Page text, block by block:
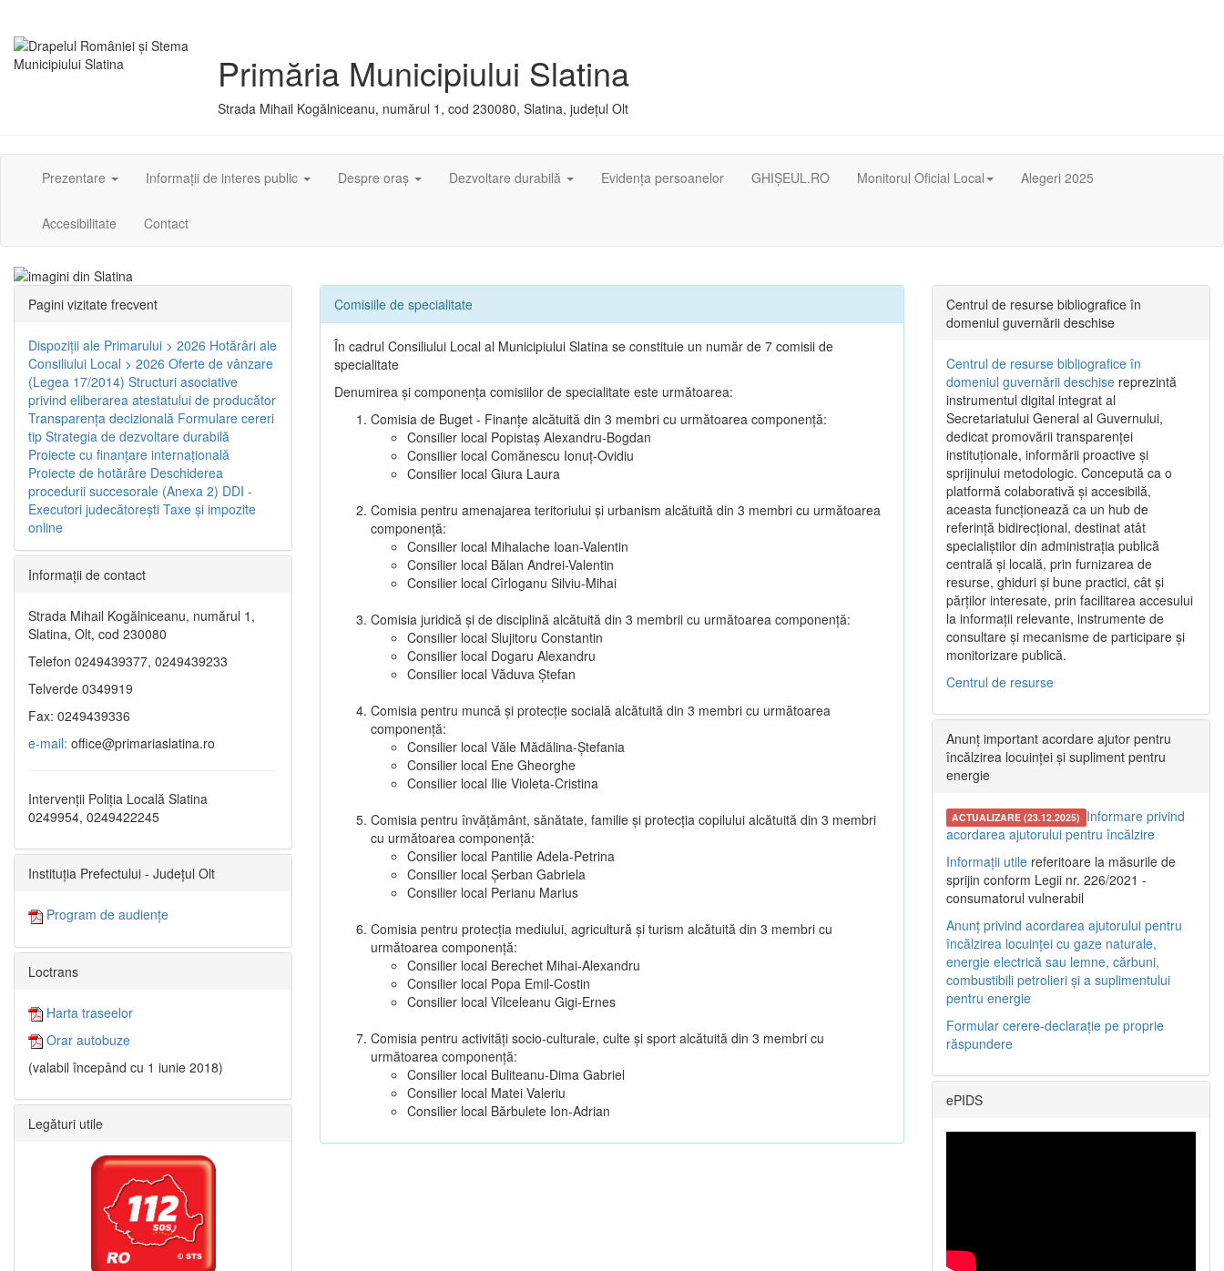
Primăria Municipiului Slatina
Strada Mihail Kogălniceanu, numărul 1, cod 230080, Slatina, județul Olt
Prezentare Informații de interes public Despre oraș Dezvoltare durabilă Evidența persoanelor GHIȘEUL.RO Monitorul Oficial Local Alegeri 2025
Accesibilitate Contact
Comisiile de specialitate
În cadrul Consiliului Local al Municipiului Slatina se constituie un număr de 7 comisii de
specialitate
Denumirea şi componenţa comisiilor de specialitate este următoarea:
Comisia de Buget - Finanţe alcătuită din 3 membri cu următoarea componenţă:
Consilier local Popistaș Alexandru-Bogdan
Consilier local Comănescu Ionuț-Ovidiu
Consilier local Giura Laura
Comisia pentru amenajarea teritoriului şi urbanism alcătuită din 3 membri cu următoarea
componenţă:
Consilier local Mihalache Ioan-Valentin
Consilier local Bălan Andrei-Valentin
Consilier local Cîrloganu Silviu-Mihai
Comisia juridică şi de disciplină alcătuită din 3 membrii cu următoarea componenţă:
Consilier local Slujitoru Constantin
Consilier local Dogaru Alexandru
Consilier local Văduva Ștefan
Comisia pentru muncă şi protecţie socială alcătuită din 3 membri cu următoarea
componenţă:
Consilier local Văle Mădălina-Ștefania
Consilier local Ene Gheorghe
Consilier local Ilie Violeta-Cristina
Comisia pentru învăţământ, sănătate, familie şi protecţia copilului alcătuită din 3 membri
cu următoarea componenţă:
Consilier local Pantilie Adela-Petrina
Consilier local Șerban Gabriela
Consilier local Perianu Marius
Comisia pentru protecţia mediului, agricultură şi turism alcătuită din 3 membri cu
următoarea componenţă:
Consilier local Berechet Mihai-Alexandru
Consilier local Popa Emil-Costin
Consilier local Vîlceleanu Gigi-Ernes
Comisia pentru activităţi socio-culturale, culte şi sport alcătuită din 3 membri cu
următoarea componenţă:
Consilier local Buliteanu-Dima Gabriel
Consilier local Matei Valeriu
Consilier local Bărbulete Ion-Adrian
Pagini vizitate frecvent
Dispoziţii ale Primarului > 2026 Hotărâri ale
Consiliului Local > 2026 Oferte de vânzare
(Legea 17/2014) Structuri asociative
privind eliberarea atestatului de producător
Transparenţa decizională Formulare cereri
tip Strategia de dezvoltare durabilă
Proiecte cu finanţare internaţională
Proiecte de hotărâre Deschiderea
procedurii succesorale (Anexa 2) DDI -
Executori judecătorești Taxe şi impozite
online
Informaţii de contact
Strada Mihail Kogălniceanu, numărul 1,
Slatina, Olt, cod 230080
Telefon 0249439377, 0249439233
Telverde 0349919
Fax: 0249439336
e-mail: office@primariaslatina.ro
Intervenții Poliția Locală Slatina
0249954, 0249422245
Instituția Prefectului - Județul Olt
Program de audiențe
Loctrans
Harta traseelor
Orar autobuze
(valabil începând cu 1 iunie 2018)
Legături utile
Centrul de resurse bibliografice în
domeniul guvernării deschise
Centrul de resurse bibliografice în
domeniul guvernării deschise reprezintă
instrumentul digital integrat al
Secretariatului General al Guvernului,
dedicat promovării transparenței
instituționale, informării proactive și
sprijinului metodologic. Concepută ca o
platformă colaborativă și accesibilă,
aceasta funcționează ca un hub de
referință bidirecțional, destinat atât
specialiștilor din administrația publică
centrală și locală, prin furnizarea de
resurse, ghiduri și bune practici, cât și
părților interesate, prin facilitarea accesului
la informații relevante, instrumente de
consultare și mecanisme de participare și
monitorizare publică.
Centrul de resurse
Anunț important acordare ajutor pentru
încălzirea locuinței și supliment pentru
energie
ACTUALIZARE (23.12.2025) Informare privind
acordarea ajutorului pentru încălzire
Informații utile referitoare la măsurile de
sprijin conform Legii nr. 226/2021 -
consumatorul vulnerabil
Anunț privind acordarea ajutorului pentru
încălzirea locuinței cu gaze naturale,
energie electrică sau lemne, cărbuni,
combustibili petrolieri și a suplimentului
pentru energie
Formular cerere-declarație pe proprie
răspundere
ePIDS